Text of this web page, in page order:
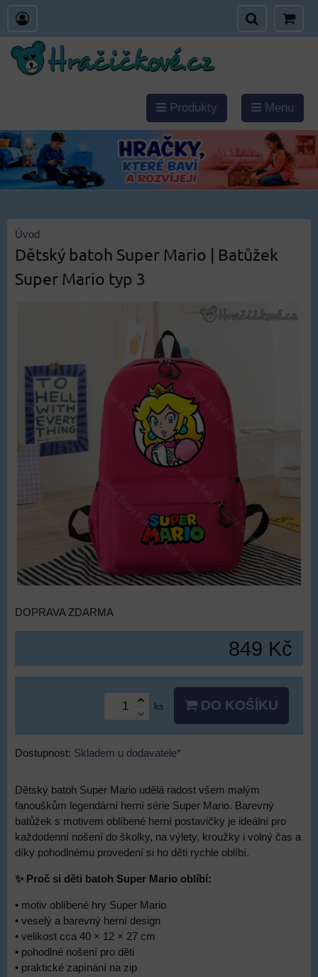
Produkty Menu
Úvod
Dětský batoh Super Mario | Batůžek
Super Mario typ 3
DOPRAVA ZDARMA
849 Kč
ks DO KOŠÍKU
Dostupnost: Skladem u dodavatele*
Dětský batoh Super Mario udělá radost všem malým
fanouškům legendární herní série Super Mario. Barevný
batůžek s motivem oblíbené herní postavičky je ideální pro
každodenní nošení do školky, na výlety, kroužky i volný čas a
díky pohodlnému provedení si ho děti rychle oblíbí.
✨ Proč si děti batoh Super Mario oblíbí:
• motiv oblíbené hry Super Mario
• veselý a barevný herní design
• velikost cca 40 × 12 × 27 cm
• pohodlné nošení pro děti
• praktické zapínání na zip